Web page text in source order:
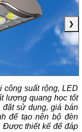
❯
công suất rộng, LED
lượng quang học tốt
sử dụng, giá bán
để tạo nên bộ đèn
Được thiết kế để đáp